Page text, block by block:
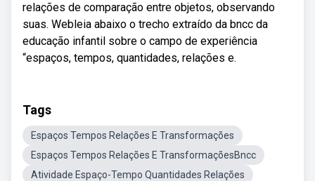
relações de comparação entre objetos, observando
suas. Webleia abaixo o trecho extraído da bncc da
educação infantil sobre o campo de experiência
“espaços, tempos, quantidades, relações e.
Tags
Espaços Tempos Relações E Transformações
Espaços Tempos Relações E TransformaçõesBncc
Atividade Espaço-Tempo Quantidades Relações